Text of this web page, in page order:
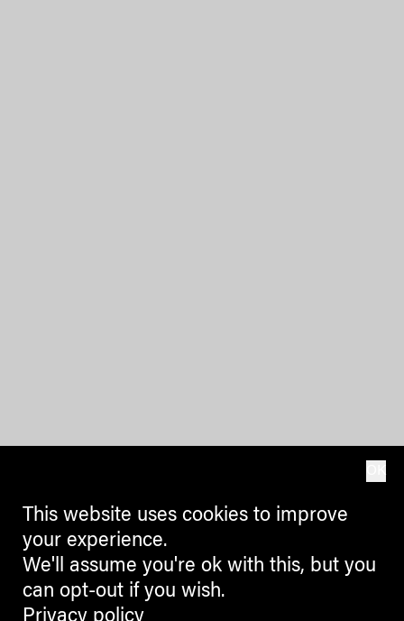
This website uses cookies to improve
your experience.
We'll assume you're ok with this, but you
can opt-out if you wish.